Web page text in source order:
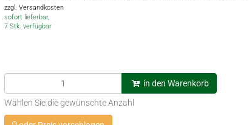
zzgl. Versandkosten
sofort lieferbar,
7 Stk. verfügbar
in den Warenkorb
Wählen Sie die gewünschte Anzahl